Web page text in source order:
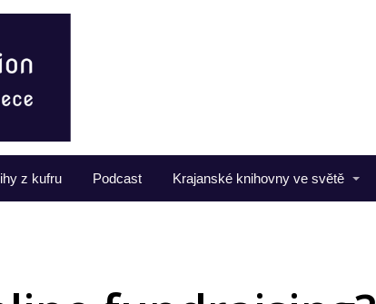
z kufru Podcast Krajanské knihovny ve světě